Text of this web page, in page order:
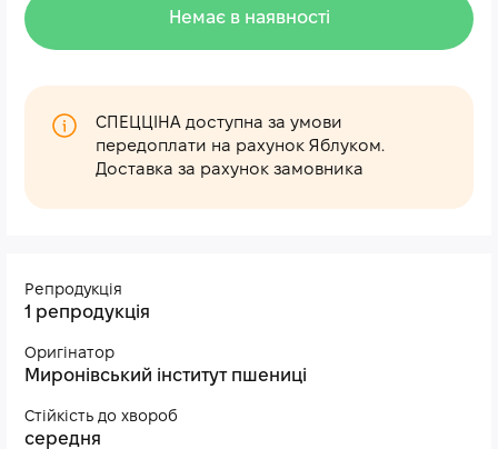
Репродукція
1 репродукція
Оригінатор
Миронівський інститут пшениці
Стійкість до хвороб
середня
Немає в наявності
СПЕЦЦІНА доступна за умови
передоплати на рахунок Яблуком.
Доставка за рахунок замовника